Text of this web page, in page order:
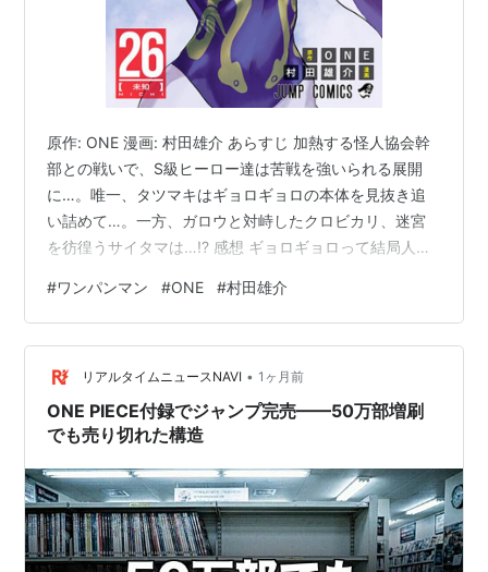
原作: ONE 漫画: 村田雄介 あらすじ 加熱する怪人協会幹
部との戦いで、S級ヒーロー達は苦戦を強いられる展開
に…。唯一、タツマキはギョロギョロの本体を見抜き追
い詰めて…。一方、ガロウと対峙したクロビカリ、迷宮
を彷徨うサイタマは…!? 感想 ギョロギョロって結局人形
人協会とはもはや何の集まりなのか？人間によって纏め
られた烏合の衆にも見えてしまう。ただ、S級に匹敵する
何体かの怪人が現れている。これもサイコスの思惑の範
疇なのか？ サイタマの凄さに否が応でも気付き始めてい
る閃光のフラッシュ。しかし、なかなかやるな程度ｗ サ
イタマが本気を出してい…
#ワンパンマン #ONE #村田雄介
リアルタイムニュースNAVI • 1ヶ月前
ONE PIECE付録でジャンプ完売——50万部増刷
でも売り切れた構造